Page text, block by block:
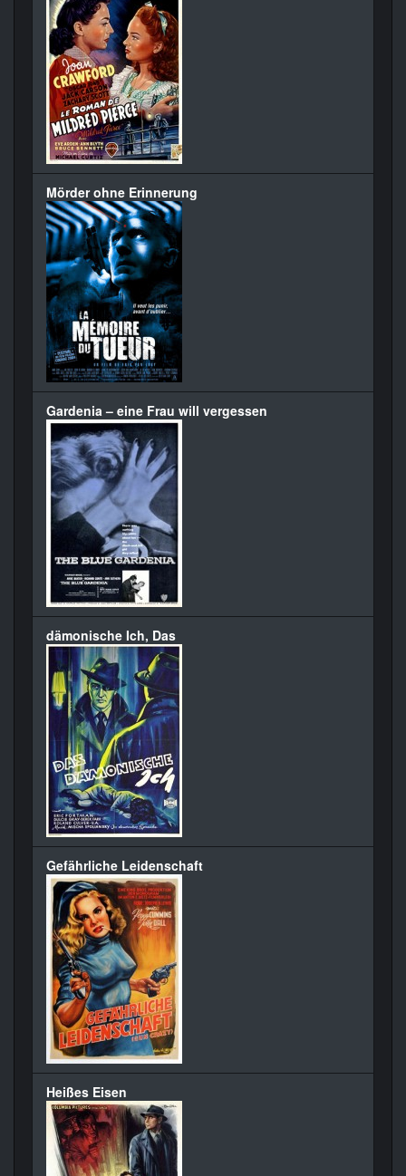
Mörder ohne Erinnerung
Gardenia – eine Frau will vergessen
dämonische Ich, Das
Gefährliche Leidenschaft
Heißes Eisen